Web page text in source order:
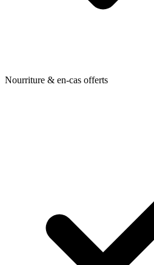
Nourriture & en-cas offerts